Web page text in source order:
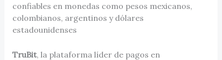
confiables en monedas como pesos mexicanos,
colombianos, argentinos y dólares
estadounidenses
TruBit, la plataforma líder de pagos en